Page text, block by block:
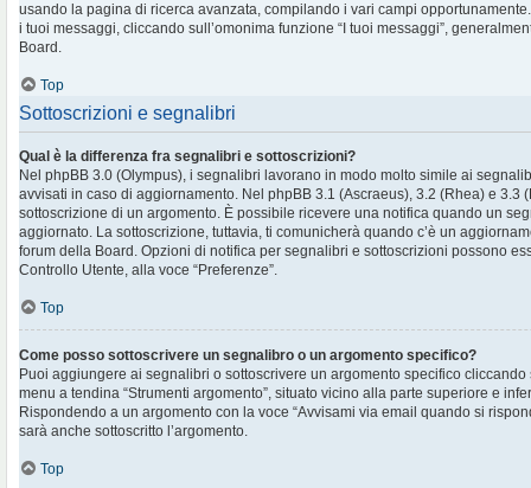
usando la pagina di ricerca avanzata, compilando i vari campi
i tuoi messaggi, cliccando sull’omonima funzione “I tuoi messaggi”,
Board.
Top
Sottoscrizioni e segnalibri
Qual è la differenza fra segnalibri e sottoscrizioni?
Nel phpBB 3.0 (Olympus), i segnalibri lavorano in modo molto simile ai
avvisati in caso di aggiornamento. Nel phpBB 3.1 (Ascraeus), 3.2 (Rhea) e 3.3
sottoscrizione di un argomento. È possibile ricevere una notifica quando un
aggiornato. La sottoscrizione, tuttavia, ti comunicherà quando c’è un
forum della Board. Opzioni di notifica per segnalibri e sottoscrizioni possono
Controllo Utente, alla voce “Preferenze”.
Top
Come posso sottoscrivere un segnalibro o un argomento specifico?
Puoi aggiungere ai segnalibri o sottoscrivere un argomento specifico
menu a tendina “Strumenti argomento”, situato vicino alla parte superiore e
Rispondendo a un argomento con la voce “Avvisami via email quando si
sarà anche sottoscritto l’argomento.
Top